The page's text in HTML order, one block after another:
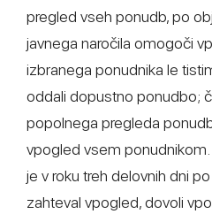
pregled vseh ponudb, po
javnega naročila omogoči
izbranega ponudnika le
oddali dopustno ponudbo;
popolnega pregleda
vpogled vsem ponudnikom.
je v roku treh delovnih dni
zahteval vpogled, dovoli